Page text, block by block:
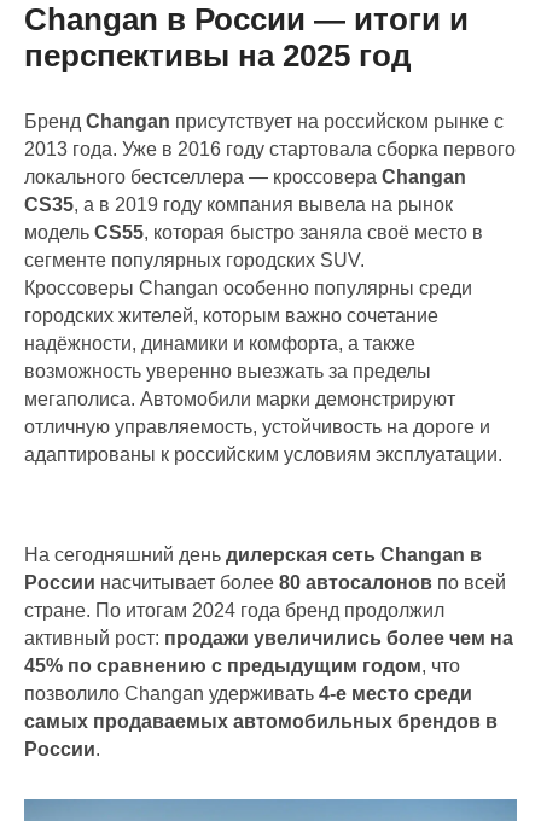
Changan в России — итоги и
перспективы на 2025 год
Бренд Changan присутствует на российском рынке с
2013 года. Уже в 2016 году стартовала сборка первого
локального бестселлера — кроссовера Changan
CS35, а в 2019 году компания вывела на рынок
модель CS55, которая быстро заняла своё место в
сегменте популярных городских SUV.
Кроссоверы Changan особенно популярны среди
городских жителей, которым важно сочетание
надёжности, динамики и комфорта, а также
возможность уверенно выезжать за пределы
мегаполиса. Автомобили марки демонстрируют
отличную управляемость, устойчивость на дороге и
адаптированы к российским условиям эксплуатации.
На сегодняшний день дилерская сеть Changan в
России насчитывает более 80 автосалонов по всей
стране. По итогам 2024 года бренд продолжил
активный рост: продажи увеличились более чем на
45% по сравнению с предыдущим годом, что
позволило Changan удерживать 4-е место среди
самых продаваемых автомобильных брендов в
России.